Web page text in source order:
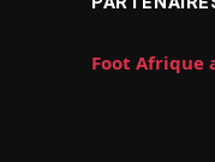
Foot Afrique